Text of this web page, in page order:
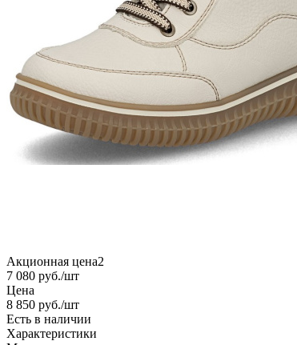
Акционная цена2
7 080 руб./шт
Цена
8 850 руб./шт
Есть в наличии
Характеристики